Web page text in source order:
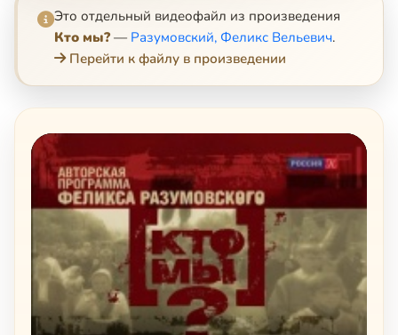
Это отдельный видеофайл из произведения
Кто мы?— Разумовский, Феликс Вельевич.
Перейти к файлу в произведении